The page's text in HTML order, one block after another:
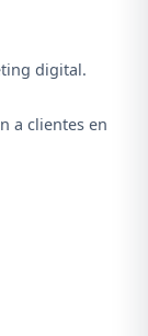
digital.
a clientes en